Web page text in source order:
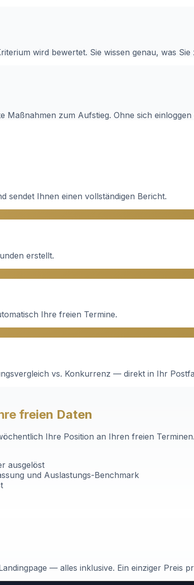
wird bewertet. Sie wissen genau, was
zum Aufstieg. Ohne sich einloggen
sendet Ihnen einen vollständigen Bericht.
erstellt.
Ihre freien Termine.
vs. Konkurrenz — direkt in Ihr
freien Daten
Ihre Position an Ihren freien
ausgelöst
und Auslastungs-Benchmark
— alles inklusive. Ein einziger Preis